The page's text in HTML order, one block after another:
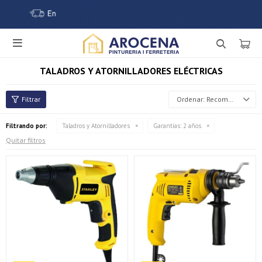

TALADROS Y ATORNILLADORES ELÉCTRICAS
Recomendados
Filtrando por: Taladros y Atornilladores Garantías: 2 años
Quitar filtros